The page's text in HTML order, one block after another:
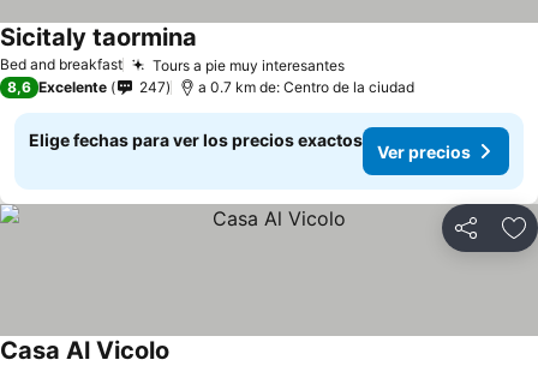
Bed and breakfast Tours a pie muy interesantes
Sicitaly taormina
8,6 Excelente 247 a 0.7 km de: Centro de la ciudad
Elige fechas para ver los precios exactos
Ver precios
Compartir
Casa Al Vicolo